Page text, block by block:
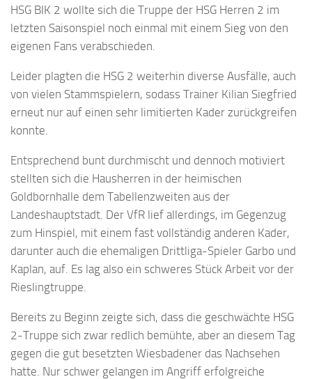
HSG BIK 2 wollte sich die Truppe der HSG Herren 2 im
letzten Saisonspiel noch einmal mit einem Sieg von den
eigenen Fans verabschieden.
Leider plagten die HSG 2 weiterhin diverse Ausfälle, auch
von vielen Stammspielern, sodass Trainer Kilian Siegfried
erneut nur auf einen sehr limitierten Kader zurückgreifen
konnte.
Entsprechend bunt durchmischt und dennoch motiviert
stellten sich die Hausherren in der heimischen
Goldbornhalle dem Tabellenzweiten aus der
Landeshauptstadt. Der VfR lief allerdings, im Gegenzug
zum Hinspiel, mit einem fast vollständig anderen Kader,
darunter auch die ehemaligen Drittliga-Spieler Garbo und
Kaplan, auf. Es lag also ein schweres Stück Arbeit vor der
Rieslingtruppe.
Bereits zu Beginn zeigte sich, dass die geschwächte HSG
2-Truppe sich zwar redlich bemühte, aber an diesem Tag
gegen die gut besetzten Wiesbadener das Nachsehen
hatte. Nur schwer gelangen im Angriff erfolgreiche